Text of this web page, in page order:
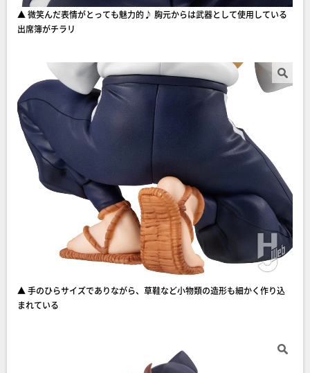
▲ 微笑んだ表情がとっても魅力的♪ 胸元からは武器として使用している
出席簿がチラリ
▲ 手のひらサイズでありながら、草鞋など小物類の造形も細かく作り込
まれている